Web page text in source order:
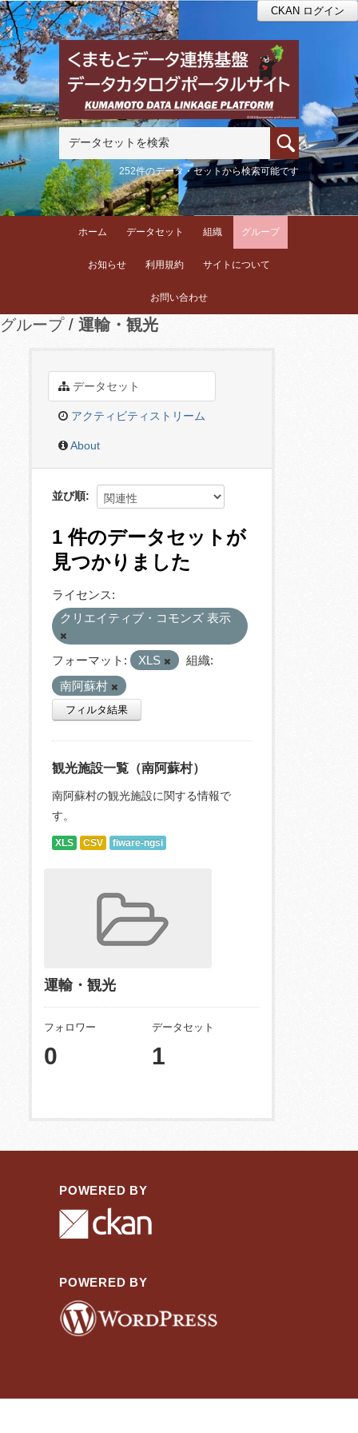
CKAN ログイン
252件のデータ・セットから検索可能です
ホーム データセット 組織 グループ
お知らせ 利用規約 サイトについて
お問い合わせ
グループ 運輸・観光
データセット
アクティビティストリーム
About
並び順
1 件のデータセットが
見つかりました
ライセンス:
クリエイティブ・コモンズ 表示
フォーマット: XLS
組織:
南阿蘇村
フィルタ結果
観光施設一覧（南阿蘇村）
南阿蘇村の観光施設に関する情報で
す。
XLS CSV fiware-ngsi
運輸・観光
フォロワー
0
データセット
1
POWERED BY
POWERED BY